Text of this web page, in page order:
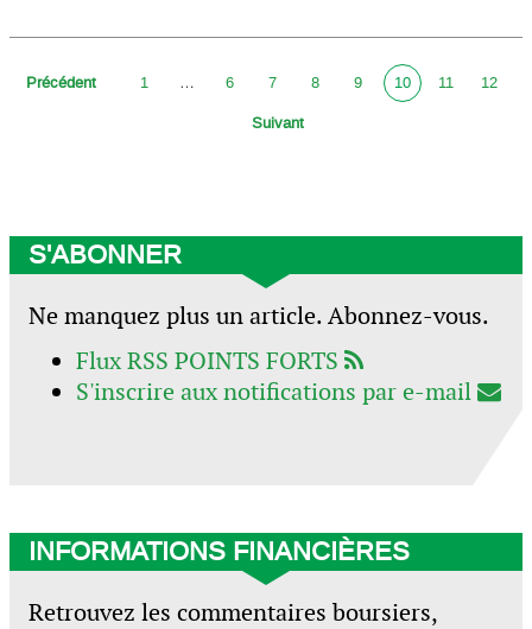
Précédent 1 … 6 7 8 9 10 11
12
Suivant
S'ABONNER
Ne manquez plus un article. Abonnez-vous.
Flux RSS POINTS FORTS
S'inscrire aux notifications par e-mail
INFORMATIONS FINANCIÈRES
Retrouvez les commentaires boursiers,